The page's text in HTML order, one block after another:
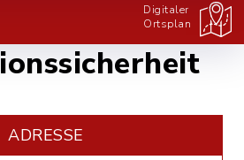
Digitaler
Ortsplan
ADRESSE